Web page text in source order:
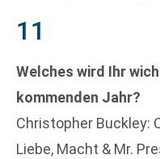
11
Welches wird Ihr
kommenden Jahr?
Christopher Buckley:
Liebe, Macht & Mr.